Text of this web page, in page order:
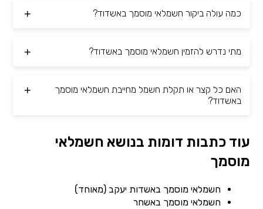
כמה עולה ביקור חשמלאי מוסמך באשדוד?
מתי נדרש להזמין חשמלאי מוסמך באשדוד?
האם כל קצר או תקלת חשמל מחייבת חשמלאי מוסמך
באשדוד?
עוד כתבות דומות בנושא חשמלאי
מוסמך
חשמלאי מוסמך באשדות יעקב (מאוחד)
חשמלאי מוסמך באשחר